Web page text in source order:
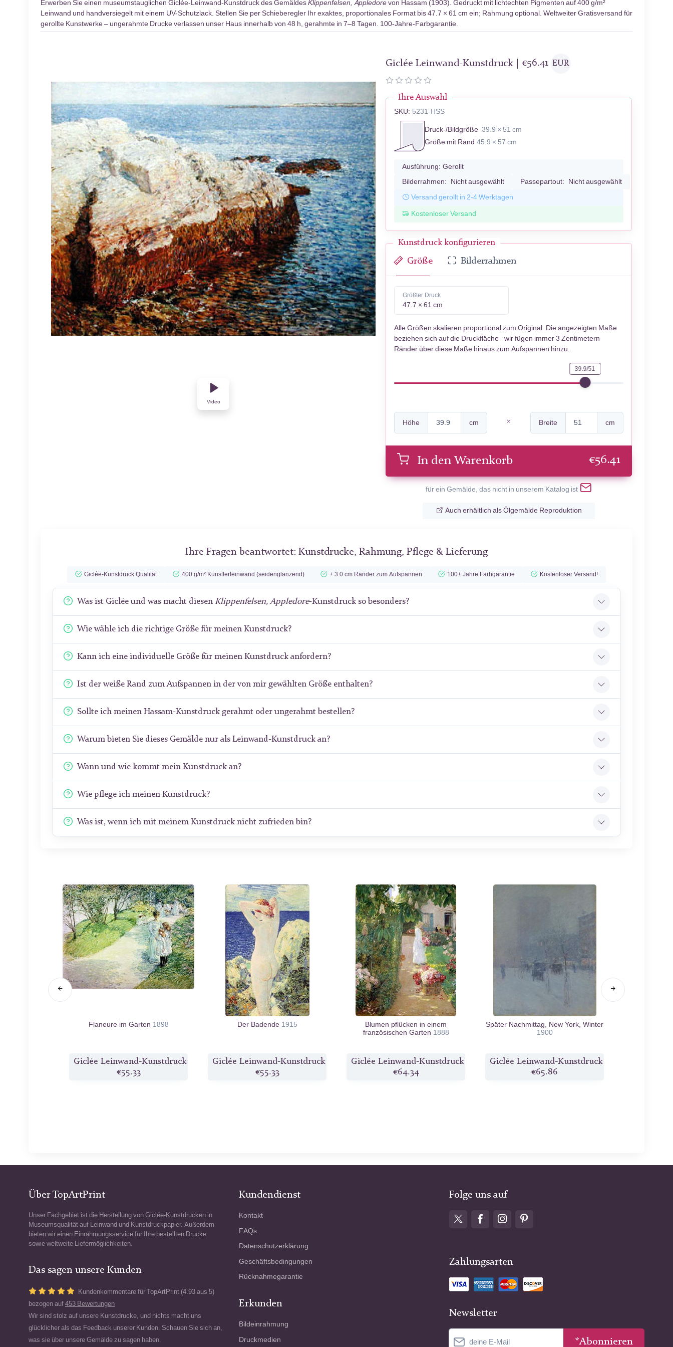
Erwerben Sie einen museumstauglichen Giclée-Leinwand-Kunstdruck des GemäldesKlippenfelsen, Appledorevon Hassam (1903). Gedruckt mit lichtechten Pigmenten auf 400 g/m²
Leinwand und handversiegelt mit einem UV-Schutzlack. Stellen Sie per Schieberegler Ihr exaktes, proportionales Format bis 47.7 × 61 cm ein; Rahmung optional. Weltweiter Gratisversand für
gerollte Kunstwerke – ungerahmte Drucke verlassen unser Haus innerhalb von 48 h, gerahmte in 7–8 Tagen. 100-Jahre-Farbgarantie.
Video
Giclée Leinwand-Kunstdruck |€56.41 EUR
Ihre Auswahl
SKU: 5231-HSS
Druck-/Bildgröße 39.9 × 51 cm
Größe mit Rand 45.9 × 57 cm
Ausführung: Gerollt
Bilderrahmen: Nicht ausgewählt Passepartout: Nicht ausgewählt
Versand gerollt in 2-4 Werktagen
Kostenloser Versand
Kunstdruck konfigurieren
Größe Bilderrahmen
Größter Druck
47.7 × 61 cm
Alle Größen skalieren proportional zum Original. Die angezeigten Maße
beziehen sich auf die Druckfläche - wir fügen immer 3 Zentimetern
Ränder über diese Maße hinaus zum Aufspannen hinzu.
39.9/51
Höhe cm Breite cm
In den Warenkorb €56.41
für ein Gemälde, das nicht in unserem Katalog ist
Auch erhältlich als Ölgemälde Reproduktion
Ihre Fragen beantwortet: Kunstdrucke, Rahmung, Pflege & Lieferung
Giclée-Kunstdruck Qualität 400 g/m² Künstlerleinwand (seidenglänzend) + 3.0 cm Ränder zum Aufspannen 100+ Jahre Farbgarantie Kostenloser Versand!
Was ist Giclée und was macht diesen Klippenfelsen, Appledore-Kunstdruck so besonders?
Wie wähle ich die richtige Größe für meinen Kunstdruck?
Kann ich eine individuelle Größe für meinen Kunstdruck anfordern?
Ist der weiße Rand zum Aufspannen in der von mir gewählten Größe enthalten?
Sollte ich meinen Hassam-Kunstdruck gerahmt oder ungerahmt bestellen?
Warum bieten Sie dieses Gemälde nur als Leinwand-Kunstdruck an?
Wann und wie kommt mein Kunstdruck an?
Wie pflege ich meinen Kunstdruck?
Was ist, wenn ich mit meinem Kunstdruck nicht zufrieden bin?
Flaneure im Garten 1898
Giclée Leinwand-Kunstdruck
€55.33
Der Badende 1915
Giclée Leinwand-Kunstdruck
€55.33
Blumen pflücken in einem
französischen Garten 1888
Giclée Leinwand-Kunstdruck
€64.34
Später Nachmittag, New York, Winter
1900
Giclée Leinwand-Kunstdruck
€65.86
Über TopArtPrint
Unser Fachgebiet ist die Herstellung von Giclée-Kunstdrucken in
Museumsqualität auf Leinwand und Kunstdruckpapier. Außerdem
bieten wir einen Einrahmungsservice für Ihre bestellten Drucke
sowie weltweite Liefermöglichkeiten.
Das sagen unsere Kunden
Kundenkommentare für TopArtPrint (4.93 aus 5)
bezogen auf 453 Bewertungen
Wir sind stolz auf unsere Kunstdrucke, und nichts macht uns
glücklicher als das Feedback unserer Kunden. Schauen Sie sich an,
was sie über unsere Gemälde zu sagen haben.
Kundendienst
Kontakt
FAQs
Datenschutzerklärung
Geschäftsbedingungen
Rücknahmegarantie
Erkunden
Bildeinrahmung
Druckmedien
Folge uns auf
Zahlungsarten
Newsletter
*Abonnieren